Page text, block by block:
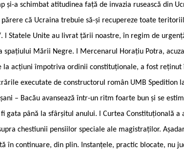
și-a schimbat atitudinea față de invazia rusească din
că Ucraina trebuie să-și recupereze toate
l Statele Unite au livrat țării noastre, în regim de
spațiului Mării Negre. l Mercenarul Horațiu Potra,
la acțiuni împotriva ordinii constituționale, a fost reținut
executate de constructorul român UMB Spedition
– Bacău avansează într-un ritm foarte bun și se
gata până la sfârșitul anului. l Curtea Constituțională a
chestiunii pensiilor speciale ale magistraților.
în continuare, din plin. Instanțele, practic blocate, nu